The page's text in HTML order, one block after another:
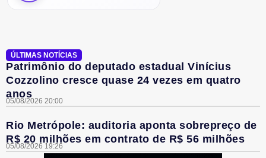
ÚLTIMAS NOTÍCIAS
Patrimônio do deputado estadual Vinícius
Cozzolino cresce quase 24 vezes em quatro
anos
05/08/2026 20:00
Rio Metrópole: auditoria aponta sobrepreço de
R$ 20 milhões em contrato de R$ 56 milhões
05/08/2026 19:26